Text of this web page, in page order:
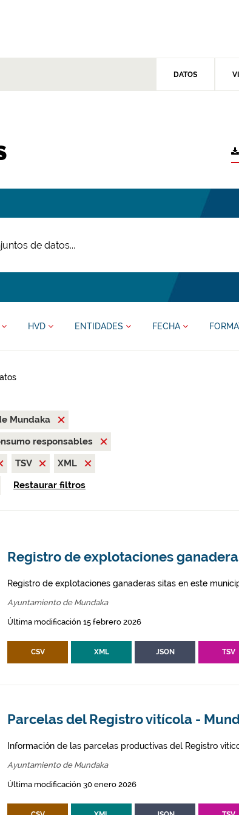
DATOS
HVD ENTIDADES FECHA
Mundaka
responsables
TSV
XML
Restaurar filtros
Registro de explotaciones
Registro de explotaciones ganaderas sitas en este
Ayuntamiento de Mundaka
Última modificación 15 febrero 2026
CSV XML JSON TSV
Parcelas del Registro vitícola -
Información de las parcelas productivas del Registro
Ayuntamiento de Mundaka
Última modificación 30 enero 2026